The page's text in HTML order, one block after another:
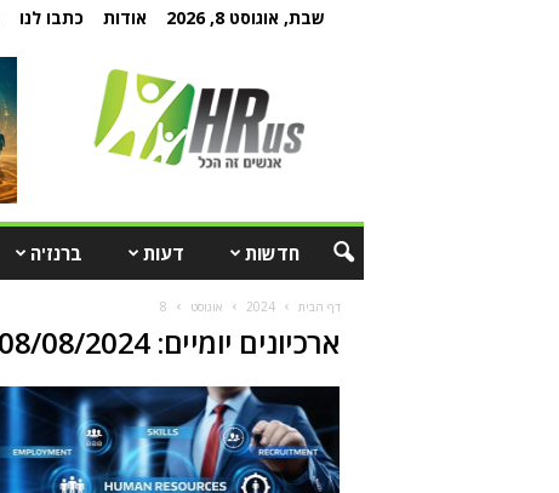
שבת, אוגוסט 8, 2026 אודות כתבו לנו
חדשות דעות ברנז'ה
דף הבית 2024 אוגוסט 8
ארכיונים יומיים: 08/08/2024